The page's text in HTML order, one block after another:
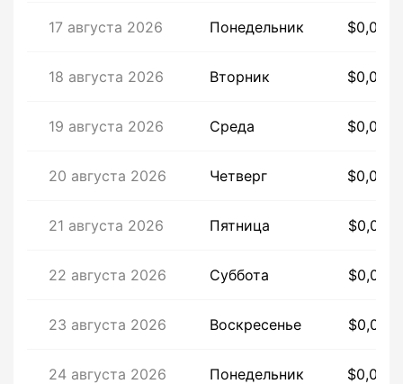
17 августа 2026 Понедельник
18 августа 2026 Вторник
19 августа 2026 Среда
20 августа 2026 Четверг
21 августа 2026 Пятница
22 августа 2026 Суббота
23 августа 2026 Воскресенье
24 августа 2026 Понедельник